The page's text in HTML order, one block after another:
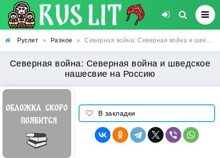
Руслит » Разное » Северная война: Северная война и шведское нашесвие на Россию
Северная война: Северная война и шведское
нашесвие на Россию
В закладки